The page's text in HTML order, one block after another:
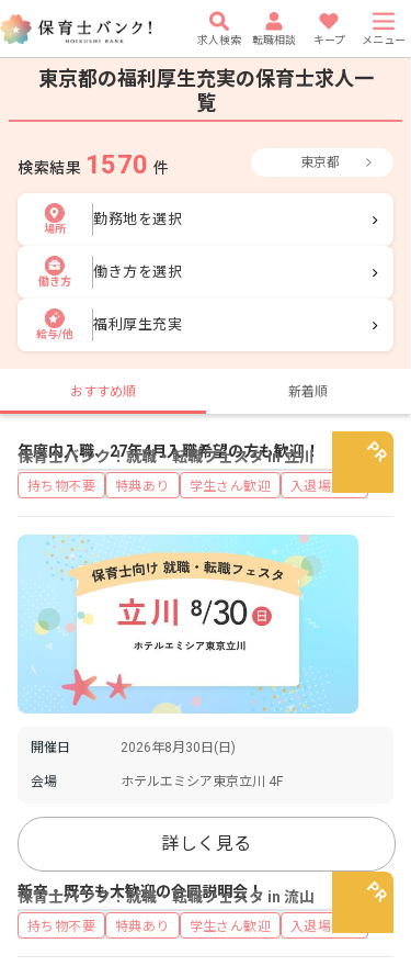
求人検索 転職相談 キープ メニュー
東京都の福利厚生充実の保育士求人一
覧
検索結果 1570 件 東京都
場所
勤務地を選択
働き方
働き方を選択
給与/他
福利厚生充実
おすすめ順 新着順
保育士バンク！就職・転職フェスタ in 立川
年度内入職、27年4月入職希望の方も歓迎！
持ち物不要 特典あり 学生さん歓迎 入退場自由
開催日 2026年8月30日(日)
会場 ホテルエミシア東京立川 4F
詳しく見る
保育士バンク！就職・転職フェスタ in 流山
新卒・既卒も大歓迎の合同説明会！
持ち物不要 特典あり 学生さん歓迎 入退場自由